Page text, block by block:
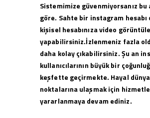
Sistemimize güvenmiyorsanız bu
göre. Sahte bir instagram
kişisel hesabınıza video
yapabilirsiniz.İzlenmeniz fazla
daha kolay çıkabilirsiniz. Şu an
kullanıcılarının büyük bir
keşfette geçirmekte. Hayal
noktalarına ulaşmak için
yararlanmaya devam ediniz.